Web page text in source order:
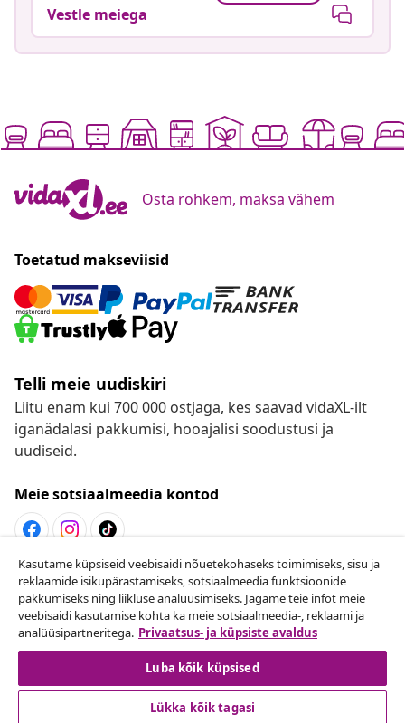
Vestle meiega
Osta rohkem, maksa vähem
Toetatud makseviisid
Telli meie uudiskiri
Liitu enam kui 700 000 ostjaga, kes saavad vidaXL-ilt
iganädalasi pakkumisi, hooajalisi soodustusi ja
uudiseid.
Meie sotsiaalmeedia kontod
Lepingust taganemine
Esita oma tellimuse kohta tagastamissoov.
Lepingust taganemine
Kasutame küpsiseid veebisaidi nõuetekohaseks toimimiseks, sisu ja
reklaamide isikupärastamiseks, sotsiaalmeedia funktsioonide
pakkumiseks ning liikluse analüüsimiseks. Jagame teie infot meie
veebisaidi kasutamise kohta ka meie sotsiaalmeedia-, reklaami ja
analüüsipartneritega. Privaatsus- ja küpsiste avaldus
Luba kõik küpsised
Lükka kõik tagasi